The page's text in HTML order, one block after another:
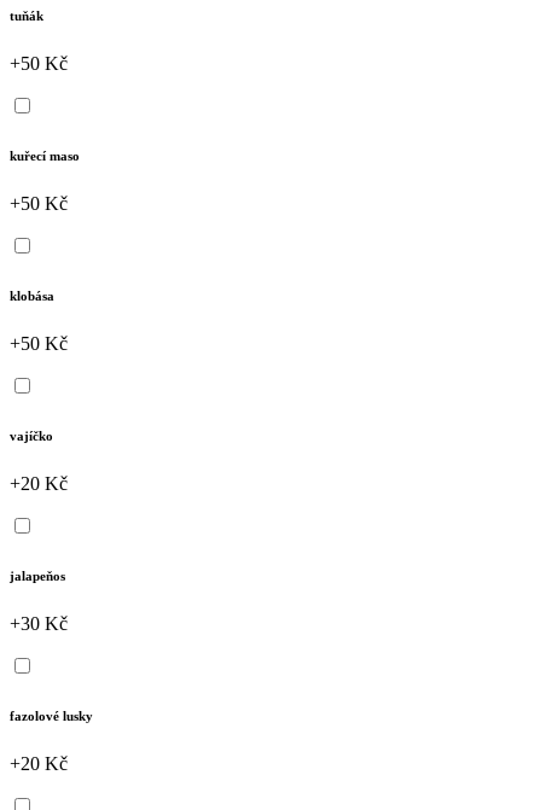
tuňák
+50 Kč
kuřecí maso
+50 Kč
klobása
+50 Kč
vajíčko
+20 Kč
jalapeňos
+30 Kč
fazolové lusky
+20 Kč